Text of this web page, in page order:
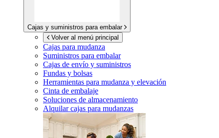
Cajas y suministros para embalar
Volver al menú principal
Cajas para mudanza
Suministros para embalar
Cajas de envío y suministros
Fundas y bolsas
Herramientas para mudanza y elevación
Cinta de embalaje
Soluciones de almacenamiento
Alquilar cajas para mudanzas